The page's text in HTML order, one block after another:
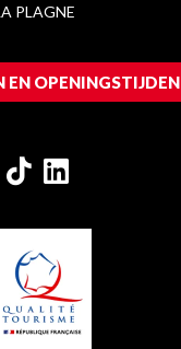
PLAGNE
EN OPENINGSTIJDEN